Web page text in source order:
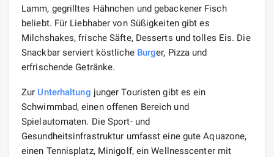
Lamm, gegrilltes Hähnchen und gebackener Fisch
beliebt. Für Liebhaber von Süßigkeiten gibt es
Milchshakes, frische Säfte, Desserts und tolles Eis. Die
Snackbar serviert köstliche Burger, Pizza und
erfrischende Getränke.
Zur Unterhaltung junger Touristen gibt es ein
Schwimmbad, einen offenen Bereich und
Spielautomaten. Die Sport- und
Gesundheitsinfrastruktur umfasst eine gute Aquazone,
einen Tennisplatz, Minigolf, ein Wellnesscenter mit